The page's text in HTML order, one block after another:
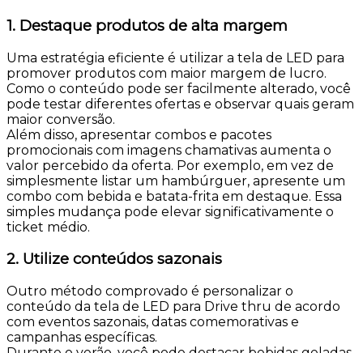
1. Destaque produtos de alta margem
Uma estratégia eficiente é utilizar a tela de LED para
promover produtos com maior margem de lucro.
Como o conteúdo pode ser facilmente alterado, você
pode testar diferentes ofertas e observar quais geram
maior conversão.
Além disso, apresentar combos e pacotes
promocionais com imagens chamativas aumenta o
valor percebido da oferta. Por exemplo, em vez de
simplesmente listar um hambúrguer, apresente um
combo com bebida e batata-frita em destaque. Essa
simples mudança pode elevar significativamente o
ticket médio.
2. Utilize conteúdos sazonais
Outro método comprovado é personalizar o
conteúdo da tela de LED para Drive thru de acordo
com eventos sazonais, datas comemorativas e
campanhas específicas.